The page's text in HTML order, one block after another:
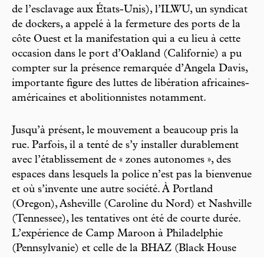
de l’esclavage aux États-Unis), l’ILWU, un syndicat
de dockers, a appelé à la fermeture des ports de la
côte Ouest et la manifestation qui a eu lieu à cette
occasion dans le port d’Oakland (Californie) a pu
compter sur la présence remarquée d’Angela Davis,
importante figure des luttes de libération africaines-
américaines et abolitionnistes notamment.
Jusqu’à présent, le mouvement a beaucoup pris la
rue. Parfois, il a tenté de s’y installer durablement
avec l’établissement de « zones autonomes », des
espaces dans lesquels la police n’est pas la bienvenue
et où s’invente une autre société. À Portland
(Oregon), Asheville (Caroline du Nord) et Nashville
(Tennessee), les tentatives ont été de courte durée.
L’expérience de Camp Maroon à Philadelphie
(Pennsylvanie) et celle de la BHAZ (Black House